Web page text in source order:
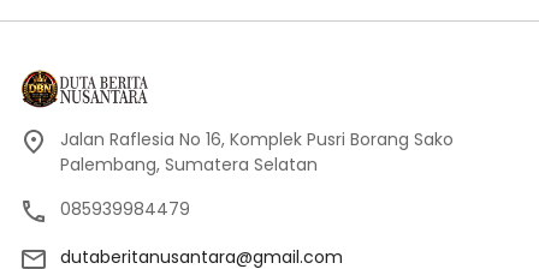
Jalan Raflesia No 16, Komplek Pusri Borang Sako
Palembang, Sumatera Selatan
085939984479
dutaberitanusantara@gmail.com